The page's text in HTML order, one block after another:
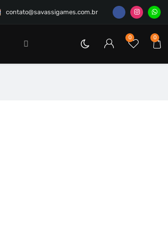
contato@savassigames.com.br
0
0